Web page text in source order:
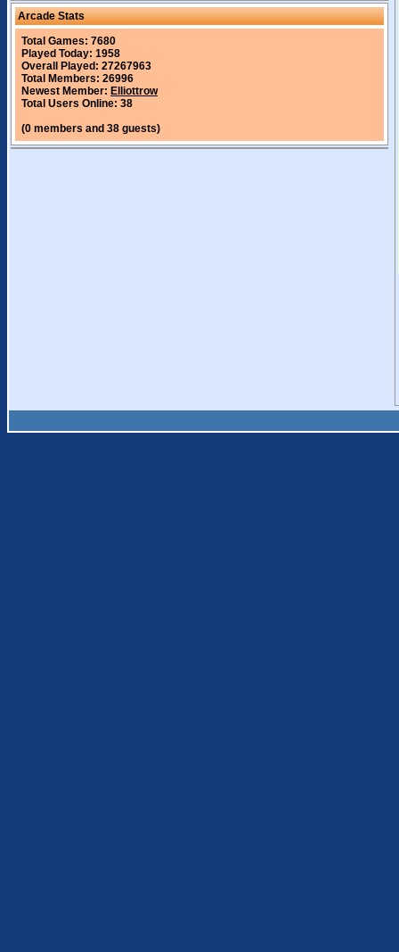
Arcade Stats
Total Games: 7680
Played Today: 1958
Overall Played: 27267963
Total Members: 26996
Newest Member: Elliottrow
Total Users Online: 38
(0 members and 38 guests)